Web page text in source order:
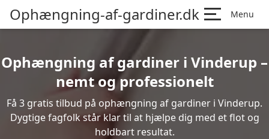
Ophængning-af-gardiner.dk Menu
Ophængning af gardiner i Vinderup –
nemt og professionelt
Få 3 gratis tilbud på ophængning af gardiner i Vinderup.
Dygtige fagfolk står klar til at hjælpe dig med et flot og
holdbart resultat.